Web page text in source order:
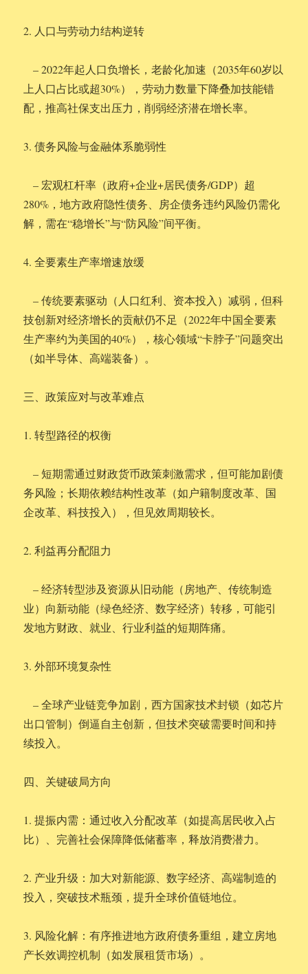
2. 人口与劳动力结构逆转
– 2022年起人口负增长，老龄化加速（2035年60岁以
上人口占比或超30%），劳动力数量下降叠加技能错
配，推高社保支出压力，削弱经济潜在增长率。
3. 债务风险与金融体系脆弱性
– 宏观杠杆率（政府+企业+居民债务/GDP）超
280%，地方政府隐性债务、房企债务违约风险仍需化
解，需在“稳增长”与“防风险”间平衡。
4. 全要素生产率增速放缓
– 传统要素驱动（人口红利、资本投入）减弱，但科
技创新对经济增长的贡献仍不足（2022年中国全要素
生产率约为美国的40%），核心领域“卡脖子”问题突出
（如半导体、高端装备）。
三、政策应对与改革难点
1. 转型路径的权衡
– 短期需通过财政货币政策刺激需求，但可能加剧债
务风险；长期依赖结构性改革（如户籍制度改革、国
企改革、科技投入），但见效周期较长。
2. 利益再分配阻力
– 经济转型涉及资源从旧动能（房地产、传统制造
业）向新动能（绿色经济、数字经济）转移，可能引
发地方财政、就业、行业利益的短期阵痛。
3. 外部环境复杂性
– 全球产业链竞争加剧，西方国家技术封锁（如芯片
出口管制）倒逼自主创新，但技术突破需要时间和持
续投入。
四、关键破局方向
1. 提振内需：通过收入分配改革（如提高居民收入占
比）、完善社会保障降低储蓄率，释放消费潜力。
2. 产业升级：加大对新能源、数字经济、高端制造的
投入，突破技术瓶颈，提升全球价值链地位。
3. 风险化解：有序推进地方政府债务重组，建立房地
产长效调控机制（如发展租赁市场）。